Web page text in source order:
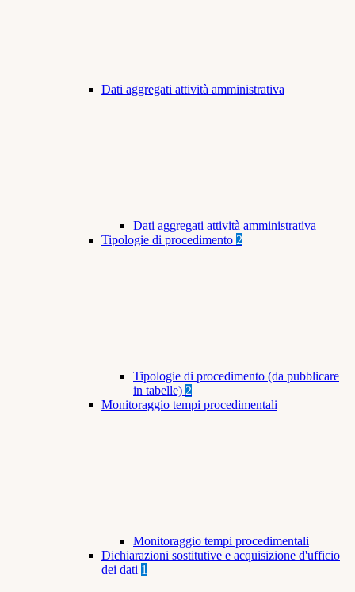
Dati aggregati attività amministrativa
Dati aggregati attività amministrativa
Tipologie di procedimento 2
Tipologie di procedimento (da pubblicare
in tabelle) 2
Monitoraggio tempi procedimentali
Monitoraggio tempi procedimentali
Dichiarazioni sostitutive e acquisizione d'ufficio
dei dati 1